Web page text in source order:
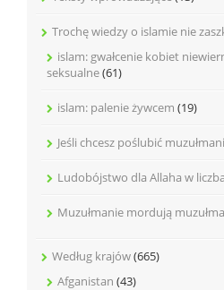
Trochę wiedzy o islamie nie
islam: gwałcenie kobiet
seksualne(61)
islam: palenie żywcem (19)
Jeśli chcesz poślubić
Ludobójstwo dla Allaha w
Muzułmanie mordują
Według krajów(665)
Afganistan (43)